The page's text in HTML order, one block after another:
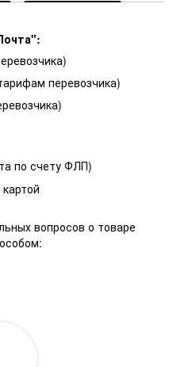
перевозчика)
по счету ФЛП)
вопросов о товаре